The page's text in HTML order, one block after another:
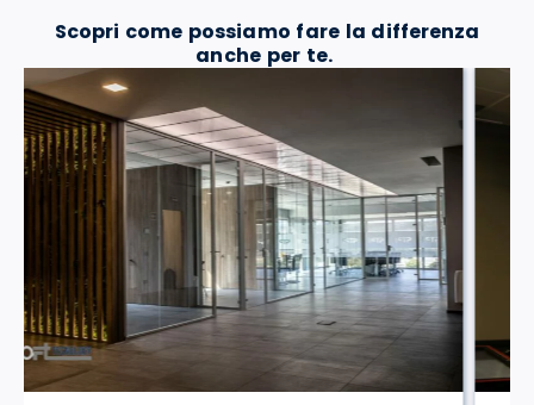
Scopri come possiamo fare la differenza
anche per te.